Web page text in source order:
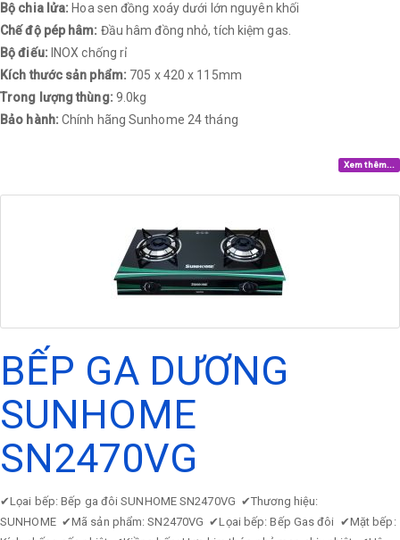
Bộ chia lửa: Hoa sen đồng xoáy dưới lớn nguyên khối
Chế độ pép hâm: Đầu hâm đồng nhỏ, tích kiệm gas.
Bộ điếu: INOX chống rỉ
Kích thước sản phẩm: 705 x 420 x 115mm
Trong lượng thùng: 9.0kg
Bảo hành: Chính hãng Sunhome 24 tháng​
Xem thêm...
BẾP GA DƯƠNG
SUNHOME
SN2470VG
✔Lọai bếp: Bếp ga đôi SUNHOME SN2470VG ✔Thương hiệu:
SUNHOME ✔Mã sản phẩm: SN2470VG ✔Lọai bếp: Bếp Gas đôi ✔Mặt bếp: